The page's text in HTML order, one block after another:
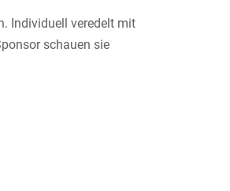
Individuell veredelt mit
schauen sie